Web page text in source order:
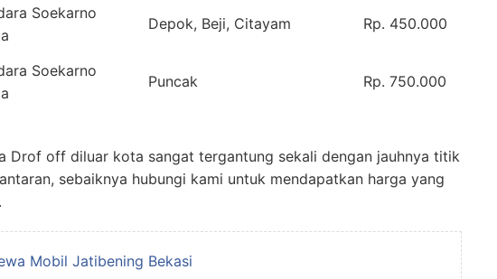
Soekarno
Depok, Beji, Citayam Rp. 450.000
Soekarno
Puncak Rp. 750.000
Drof off diluar kota sangat tergantung sekali dengan jauhnya titik
sebaiknya hubungi kami untuk mendapatkan harga yang
Mobil Jatibening Bekasi